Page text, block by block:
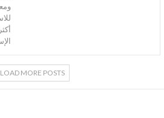
LOAD MORE POSTS